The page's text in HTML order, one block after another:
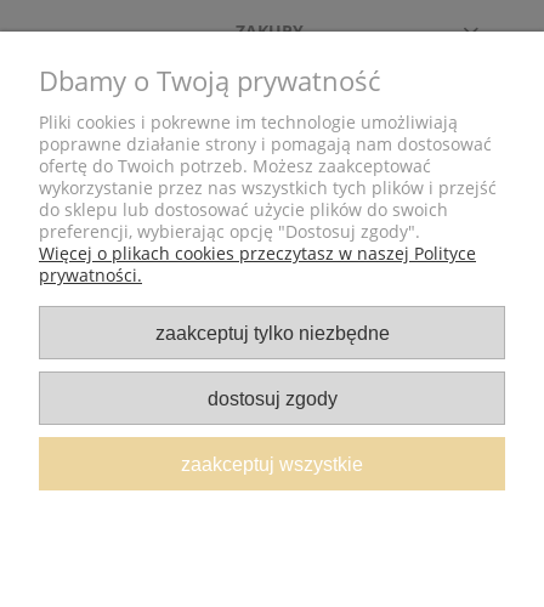
ZAKUPY
POMOC
MOJE KONTO
SKLEP
Pytania? +48 502 540 014
Znajdź nas na:
Dbamy o Twoją prywatność
Pliki cookies i pokrewne im technologie umożliwiają
poprawne działanie strony i pomagają nam dostosować
ofertę do Twoich potrzeb. Możesz zaakceptować
wykorzystanie przez nas wszystkich tych plików i przejść
do sklepu lub dostosować użycie plików do swoich
preferencji, wybierając opcję "Dostosuj zgody".
Więcej o plikach cookies przeczytasz w naszej Polityce
prywatności.
zaakceptuj tylko niezbędne
dostosuj zgody
zaakceptuj wszystkie